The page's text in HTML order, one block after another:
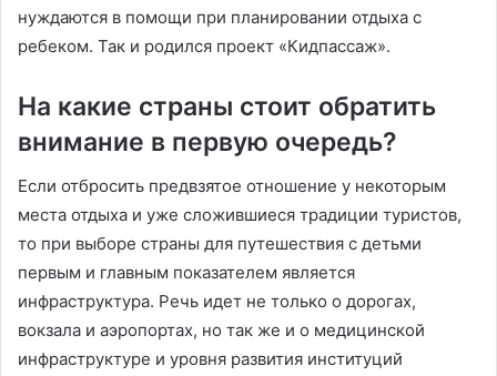
нуждаются в помощи при планировании отдыха с
ребеком. Так и родился проект «Кидпассаж».
На какие страны стоит обратить
внимание в первую очередь?
Если отбросить предвзятое отношение у некоторым
места отдыха и уже сложившиеся традиции туристов,
то при выборе страны для путешествия с детьми
первым и главным показателем является
инфраструктура. Речь идет не только о дорогах,
вокзала и аэропортах, но так же и о медицинской
инфраструктуре и уровня развития институций